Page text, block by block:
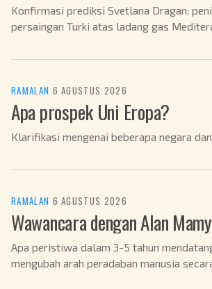
Konfirmasi prediksi Svetlana Dragan:
persaingan Turki atas ladang gas
RAMALAN 6 AGUSTUS 2026
Apa prospek Uni Eropa?
Klarifikasi mengenai beberapa negara
RAMALAN 6 AGUSTUS 2026
Wawancara dengan Alan
Apa peristiwa dalam 3-5 tahun
mengubah arah peradaban manusia